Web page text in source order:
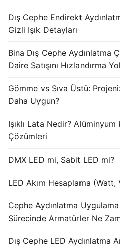
Sabit
LED
Alüminyum
Işık Kontrol
Dış
DMX
Dış Cephe Endirekt
Gizli Işık Detayları
Bina Dış Cephe Aydınlatma
Daire Satışını Hızlandırma
Gömme vs Sıva Üstü:
Daha Uygun?
Işıklı Lata Nedir? Alüminyum
Çözümleri
DMX LED mi, Sabit LED mi?
LED Akım Hesaplama
Cephe Aydınlatma
Sürecinde Armatürler Ne
Dış Cephe LED Aydınlatma